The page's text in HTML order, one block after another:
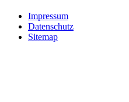
Impressum
Datenschutz
Sitemap